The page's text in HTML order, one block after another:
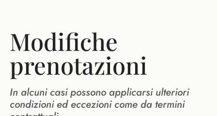
Modifiche
prenotazioni
In alcuni casi possono applicarsi ulteriori
condizioni ed eccezioni come da termini